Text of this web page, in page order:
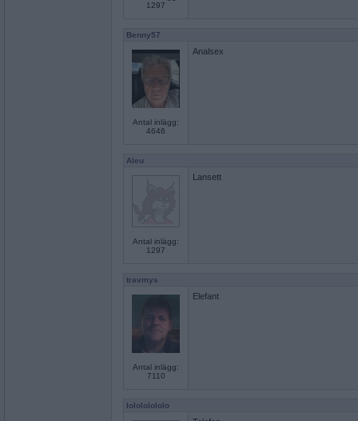
1297
Benny57
Antal inlägg:
4646
Analsex
Aleu
Antal inlägg:
1297
Lansett
travmys
Antal inlägg:
7110
Elefant
lolololololo